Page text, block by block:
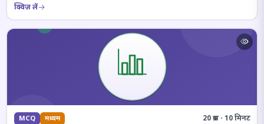
क्विज़ लें
MCQ मध्यम 20 प्रश्न · 10 मिनट